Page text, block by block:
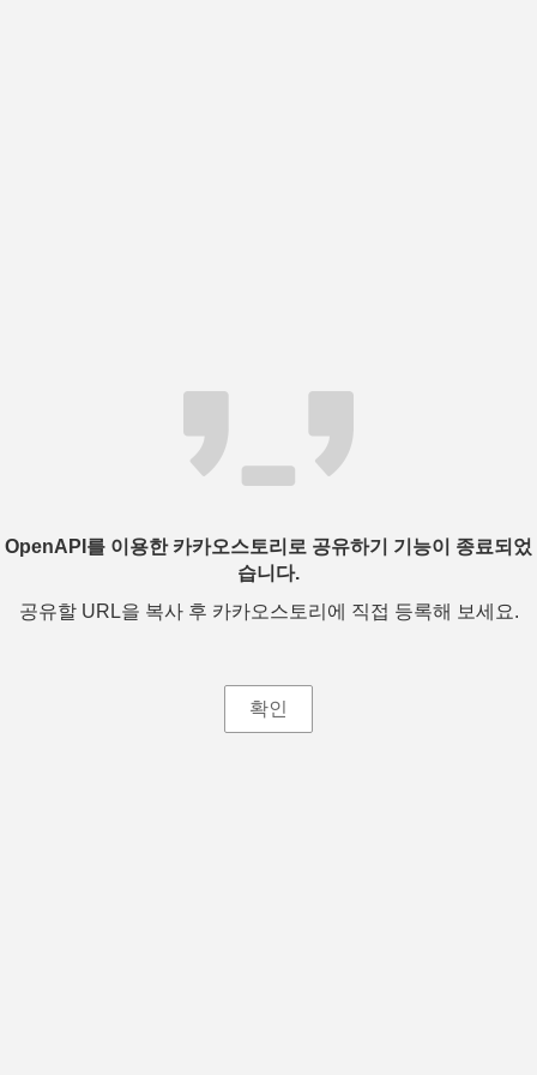
OpenAPI를 이용한 카카오스토리로 공유하기 기능이 종료되었
습니다.
공유할 URL을 복사 후 카카오스토리에 직접 등록해 보세요.
확인